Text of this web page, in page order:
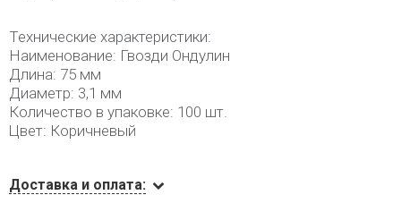
Технические характеристики:
Наименование: Гвозди Ондулин
Длина: 75 мм
Диаметр: 3,1 мм
Количество в упаковке: 100 шт.
Цвет: Коричневый
Доставка и оплата: